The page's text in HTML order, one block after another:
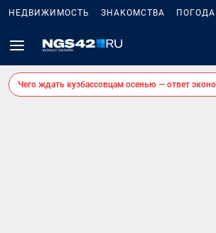
НЕДВИЖИМОСТЬ ЗНАКОМСТВА ПОГОДА
Чего ждать кузбассовцам осенью — ответ